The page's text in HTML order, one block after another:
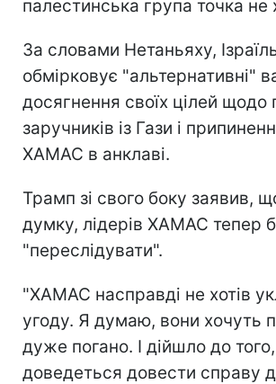
палестинська група точка не
За словами Нетаньяху,
обмірковує "альтернативні"
досягнення своїх цілей щодо
заручників із Гази і
ХАМАС в анклаві.
Трамп зі свого боку заявив,
думку, лідерів ХАМАС тепер
"переслідувати".
"ХАМАС насправді не хотів
угоду. Я думаю, вони хочуть
дуже погано. І дійшло до
доведеться довести справу